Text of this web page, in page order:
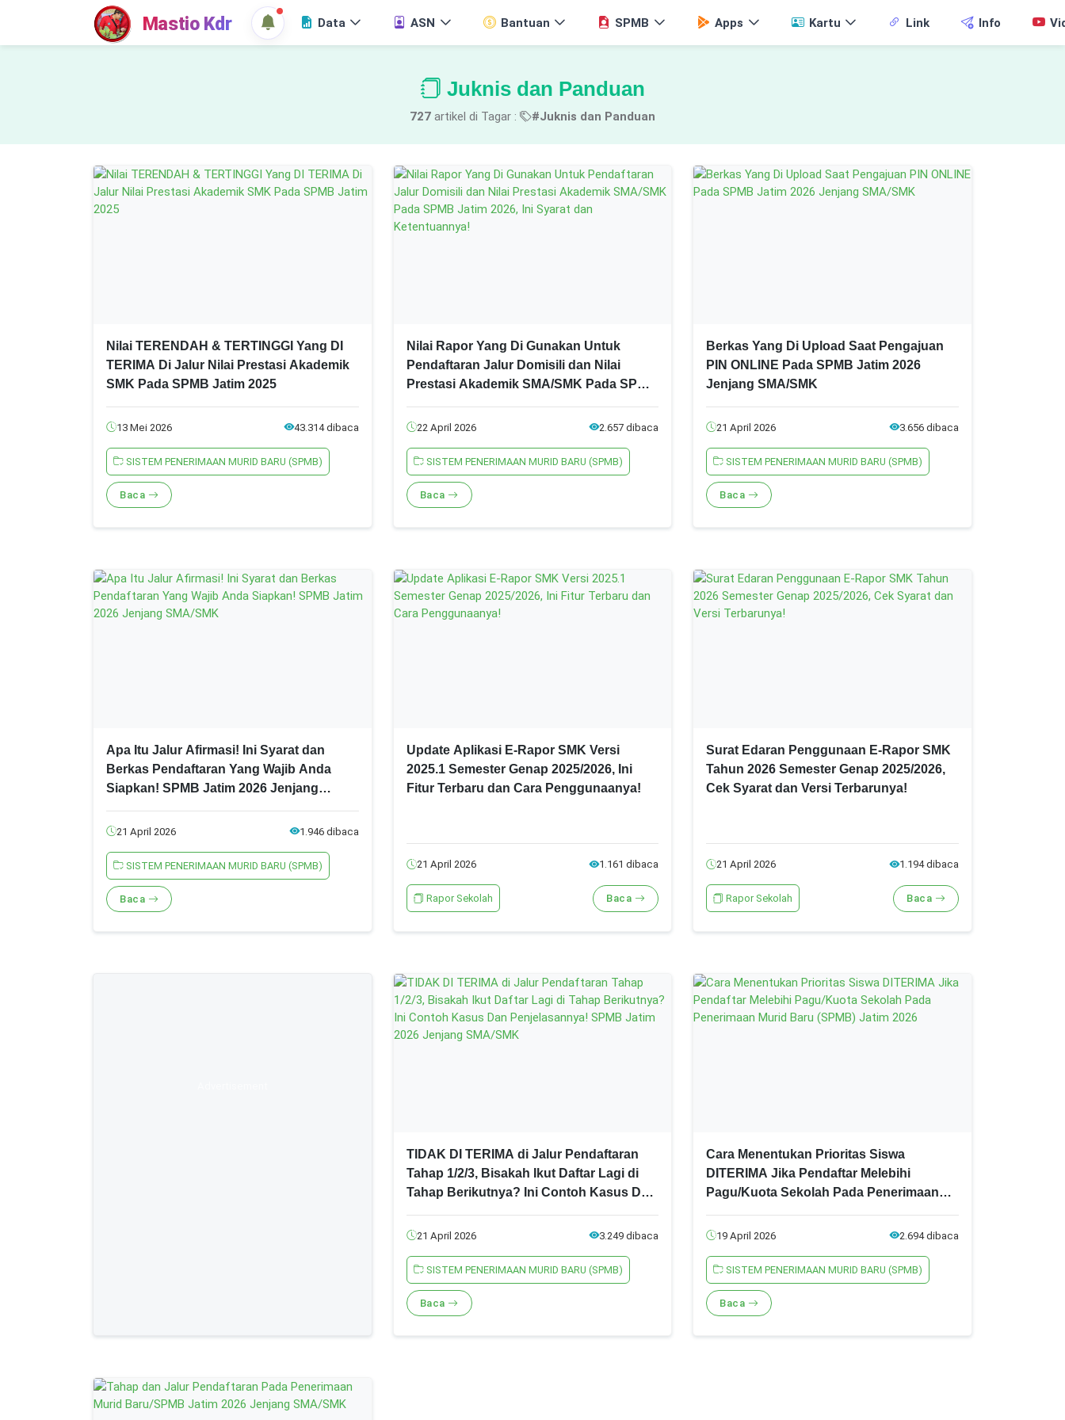
Mastio Kdr Data ASN Bantuan SPMB Apps Kartu Link Info
Juknis dan Panduan
727 artikel di Tagar : #Juknis dan Panduan
Nilai TERENDAH & TERTINGGI Yang DI
TERIMA Di Jalur Nilai Prestasi Akademik
SMK Pada SPMB Jatim 2025
13 Mei 2026 43.314 dibaca
SISTEM PENERIMAAN MURID BARU (SPMB)
Baca
Nilai Rapor Yang Di Gunakan Untuk
Pendaftaran Jalur Domisili dan Nilai
Prestasi Akademik SMA/SMK Pada SPMB
22 April 2026 2.657 dibaca
SISTEM PENERIMAAN MURID BARU (SPMB)
Baca
Berkas Yang Di Upload Saat Pengajuan
PIN ONLINE Pada SPMB Jatim 2026
Jenjang SMA/SMK
21 April 2026 3.656 dibaca
SISTEM PENERIMAAN MURID BARU (SPMB)
Baca
Apa Itu Jalur Afirmasi! Ini Syarat dan
Berkas Pendaftaran Yang Wajib Anda
Siapkan! SPMB Jatim 2026 Jenjang
21 April 2026 1.946 dibaca
SISTEM PENERIMAAN MURID BARU (SPMB)
Baca
Update Aplikasi E-Rapor SMK Versi
2025.1 Semester Genap 2025/2026, Ini
Fitur Terbaru dan Cara Penggunaanya!
21 April 2026 1.161 dibaca
Rapor Sekolah Baca
Surat Edaran Penggunaan E-Rapor SMK
Tahun 2026 Semester Genap 2025/2026,
Cek Syarat dan Versi Terbarunya!
21 April 2026 1.194 dibaca
Rapor Sekolah Baca
TIDAK DI TERIMA di Jalur Pendaftaran
Tahap 1/2/3, Bisakah Ikut Daftar Lagi di
Tahap Berikutnya? Ini Contoh Kasus Dan
SMA/SMK
21 April 2026 3.249 dibaca
SISTEM PENERIMAAN MURID BARU (SPMB)
Baca
Cara Menentukan Prioritas Siswa
DITERIMA Jika Pendaftar Melebihi
Pagu/Kuota Sekolah Pada Penerimaan
19 April 2026 2.694 dibaca
SISTEM PENERIMAAN MURID BARU (SPMB)
Baca